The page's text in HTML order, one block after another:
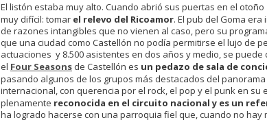
El listón estaba muy alto. Cuando abrió sus puertas en el
muy difícil: tomar el relevo del Ricoamor. El pub del Goma
de razones intangibles que no vienen al caso, pero su
que una ciudad como Castellón no podía permitirse el lujo de
actuaciones y 8.500 asistentes en dos años y medio, se
el Four Seasons de Castellón es un pedazo de sala de
pasando algunos de los grupos más destacados del panorama
internacional, con querencia por el rock, el pop y el punk en su
plenamente reconocida en el circuito nacional y es un
ha logrado hacerse con una parroquia fiel que, cuando no hay